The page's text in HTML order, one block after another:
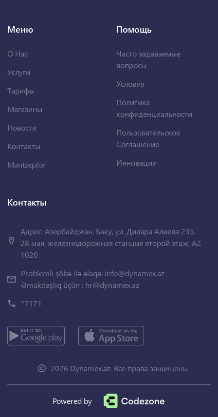
Меню
О Нас
Услуги
Тарифы
Магазины
Новости
Контакты
Məntəqələr
Помощь
Часто задаваемые
вопросы
Условия
Политика
конфиденциальности
Пользовательское
Соглашение
Инновации
Контакты
Адрес: Азербайджан, Баку, ул. Дилара Алиева 235,
28 мая, железнодорожная станция второй этаж, AZ
1020
Problemli şöbə ilə əlaqə: info@dynamex.az
Əməkdaşlıq üçün : hr@dynamex.az
*7171
2026 Dynamex.az. Все права защищены
Powered by